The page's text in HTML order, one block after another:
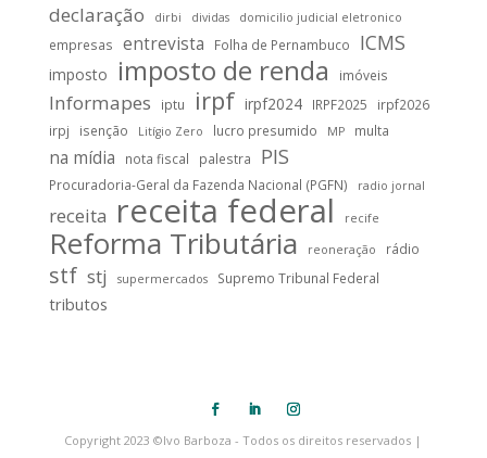
declaração dirbi dividas domicilio judicial eletronico
empresas entrevista Folha de Pernambuco ICMS
imposto imposto de renda imóveis
Informapes iptu irpf irpf2024 IRPF2025
irpf2026
irpj
isenção Litígio Zero lucro presumido MP multa
na mídia nota fiscal palestra PIS
Procuradoria-Geral da Fazenda Nacional (PGFN) radio jornal
receita receita federal recife
Reforma Tributária reoneração rádio
stf stj supermercados Supremo Tribunal Federal
tributos
Copyright 2023 ©Ivo Barboza - Todos os direitos reservados |